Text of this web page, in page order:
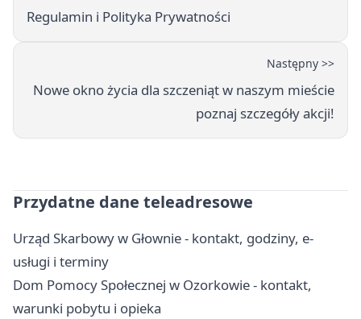
Regulamin i Polityka Prywatności
Następny >>
Nowe okno życia dla szczeniąt w naszym mieście
poznaj szczegóły akcji!
Przydatne dane teleadresowe
Urząd Skarbowy w Głownie - kontakt, godziny, e-
usługi i terminy
Dom Pomocy Społecznej w Ozorkowie - kontakt,
warunki pobytu i opieka